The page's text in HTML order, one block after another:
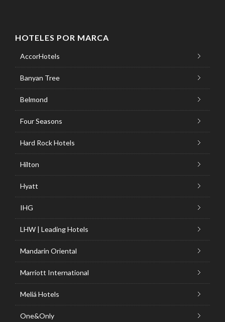
HOTELES POR MARCA
AccorHotels
Banyan Tree
Belmond
Four Seasons
Hard Rock Hotels
Hilton
Hyatt
IHG
LHW | Leading Hotels
Mandarin Oriental
Marriott International
Meliá Hotels
One&Only